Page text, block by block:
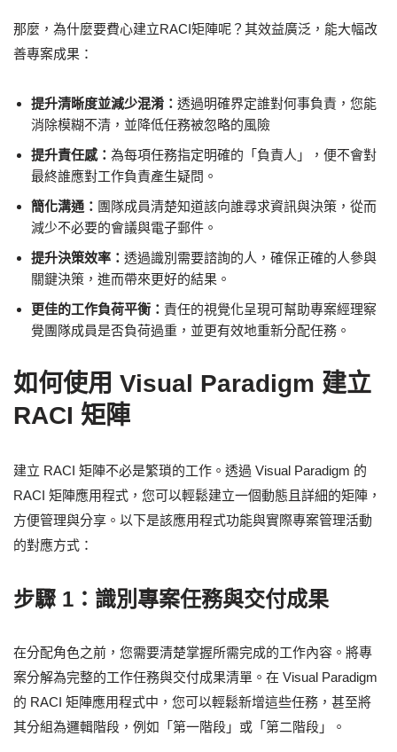
那麼，為什麼要費心建立RACI矩陣呢？其效益廣泛，能大幅改
善專案成果：
提升清晰度並減少混淆： 透過明確界定誰對何事負責，您能
消除模糊不清，並降低任務被忽略的風險
提升責任感： 為每項任務指定明確的「負責人」，便不會對
最終誰應對工作負責產生疑問。
簡化溝通： 團隊成員清楚知道該向誰尋求資訊與決策，從而
減少不必要的會議與電子郵件。
提升決策效率： 透過識別需要諮詢的人，確保正確的人參與
關鍵決策，進而帶來更好的結果。
更佳的工作負荷平衡： 責任的視覺化呈現可幫助專案經理察
覺團隊成員是否負荷過重，並更有效地重新分配任務。
如何使用 Visual Paradigm 建立
RACI 矩陣
建立 RACI 矩陣不必是繁瑣的工作。透過 Visual Paradigm 的
RACI 矩陣應用程式，您可以輕鬆建立一個動態且詳細的矩陣，
方便管理與分享。以下是該應用程式功能與實際專案管理活動
的對應方式：
步驟 1：識別專案任務與交付成果
在分配角色之前，您需要清楚掌握所需完成的工作內容。將專
案分解為完整的工作任務與交付成果清單。在 Visual Paradigm
的 RACI 矩陣應用程式中，您可以輕鬆新增這些任務，甚至將
其分組為邏輯階段，例如「第一階段」或「第二階段」。